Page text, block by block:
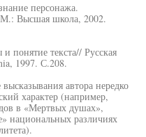
персонажа.
М.: Высшая школа, 2002.
текста// Русская
1997. С.208.
автора нередко
характер (например,
в «Мертвых душах»,
национальных различиях